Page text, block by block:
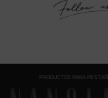
PRODUCTOS PARA